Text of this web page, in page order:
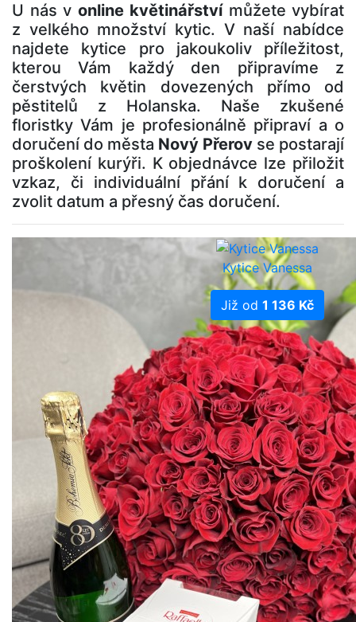
U nás v online květinářstvímůžete vybírat
z velkého množství kytic. V naší nabídce
najdete kytice pro jakoukoliv příležitost,
kterou Vám každý den připravíme z
čerstvých květin dovezených přímo od
pěstitelů z Holanska. Naše zkušené
floristky Vám je profesionálně připraví a o
doručení do města Nový Přerov se postarají
proškolení kurýři. K objednávce lze přiložit
vzkaz, či individuální přání k doručení a
zvolit datum a přesný čas doručení.
Kytice Vanessa
Již od 1 136 Kč